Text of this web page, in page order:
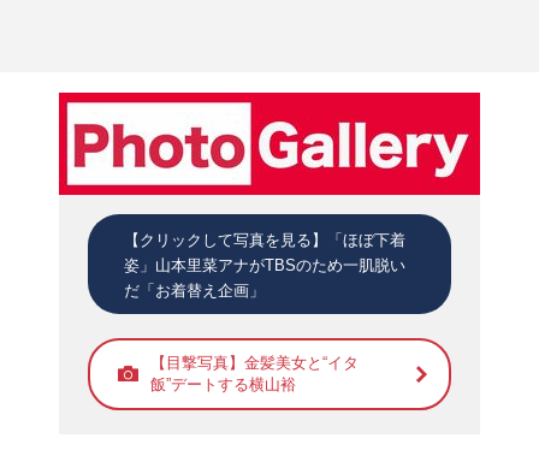
【クリックして写真を見る】「ほぼ下着
姿」山本里菜アナがTBSのため一肌脱い
だ「お着替え企画」
【目撃写真】金髪美女と“イタ
飯”デートする横山裕